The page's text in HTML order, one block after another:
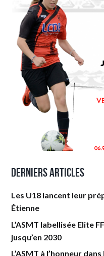
Derniers articles
Les U18 lancent leur
Étienne
L’ASMT labellisée Elite
jusqu’en 2030
L’ASMT à l’honneur